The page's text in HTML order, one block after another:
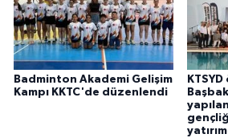
Badminton Akademi Gelişim
Kampı KKTC'de düzenlendi